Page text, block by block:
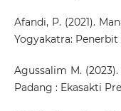
Afandi, P. (2021).
Yogyakatra:
Agussalim M.
Padang : Ekasakti